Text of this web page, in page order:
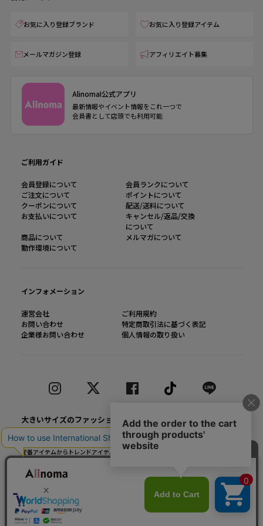
お気に入り登録ブランド お気に入り登録アイテム
メールマガジン登録 アフィリエイト募集
AlinomaI公式アプリ
最新情報やイベント情報をこれ一つで
会員書として店頭でも利用可能
ご利用ガイド
会員登録について
会員ランクについて
ご注文について
ポイントについて
クーポンについて
配送/送料について
お支払いについて
キャンセル/返品/交換
について
商品について
メルマガについて
動作環境について
インフォメーション
運営会社
ご利用規約
お問い合わせ
特定商取引法に基づく表記
企業様お問い合わせ
個人情報の取り扱い
大きいサイズのファッション通販【Alinoma】
「Alinoma（アリノマ）は人気ブランドの大きいサイズアイテムを豊富に取りそろ
えるファッション通販サイトです。
定番アイテムからトレンドアイテムまで、様々なカテゴリから大きいサイズ（L～
10L）ファッションをお探しできます！